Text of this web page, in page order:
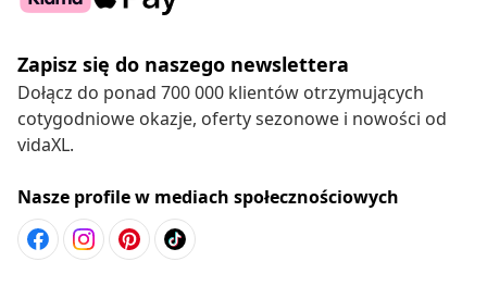
Zapisz się do naszego newslettera
Dołącz do ponad 700 000 klientów otrzymujących
cotygodniowe okazje, oferty sezonowe i nowości od
vidaXL.
Nasze profile w mediach społecznościowych